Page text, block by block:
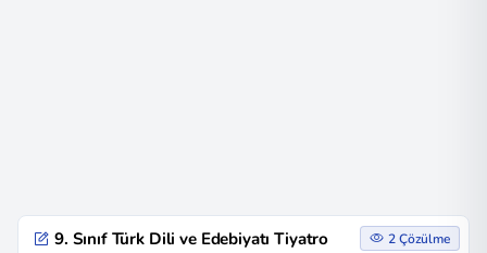
9. Sınıf Türk Dili ve Edebiyatı Tiyatro 2 Çözülme